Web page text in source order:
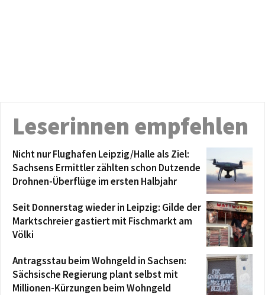
Leserinnen empfehlen
Nicht nur Flughafen Leipzig/Halle als Ziel:
Sachsens Ermittler zählten schon Dutzende
Drohnen-Überflüge im ersten Halbjahr
Seit Donnerstag wieder in Leipzig: Gilde der
Marktschreier gastiert mit Fischmarkt am
Völki
Antragsstau beim Wohngeld in Sachsen:
Sächsische Regierung plant selbst mit
Millionen-Kürzungen beim Wohngeld